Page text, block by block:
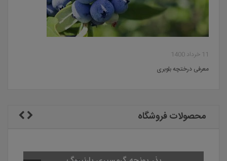
11 خرداد 1400
معرفی درختچه بلوبری
محصولات فروشگاه